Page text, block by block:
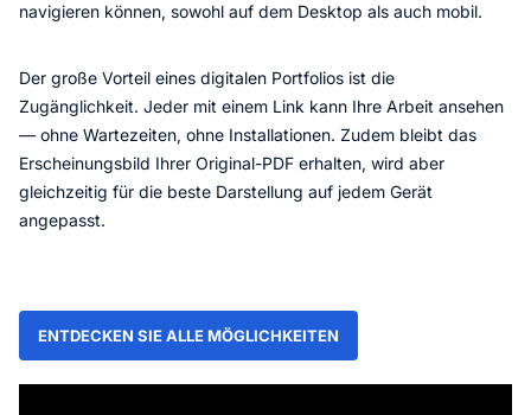
navigieren können, sowohl auf dem Desktop als auch mobil.
Der große Vorteil eines digitalen Portfolios ist die
Zugänglichkeit. Jeder mit einem Link kann Ihre Arbeit ansehen
— ohne Wartezeiten, ohne Installationen. Zudem bleibt das
Erscheinungsbild Ihrer Original-PDF erhalten, wird aber
gleichzeitig für die beste Darstellung auf jedem Gerät
angepasst.
ENTDECKEN SIE ALLE MÖGLICHKEITEN